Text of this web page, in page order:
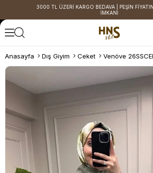
3000 TL ÜZERİ KARGO BEDAVA | PEŞİN
İMKANI
Anasayfa Dış Giyim Ceket Venöve